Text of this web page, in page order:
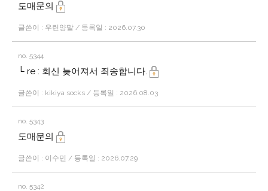
도매문의
글쓴이 : 우린양말 / 등록일 : 2026.07.30
no. 5344
└ re : 회신 늦어져서 죄송합니다.
글쓴이 : kikiya socks / 등록일 : 2026.08.03
no. 5343
도매문의
글쓴이 : 이수민 / 등록일 : 2026.07.29
no. 5342